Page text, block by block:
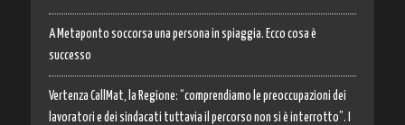
A Metaponto soccorsa una persona in spiaggia. Ecco cosa è
successo
Vertenza CallMat, la Regione: “comprendiamo le preoccupazioni dei
lavoratori e dei sindacati tuttavia il percorso non si è interrotto”. I